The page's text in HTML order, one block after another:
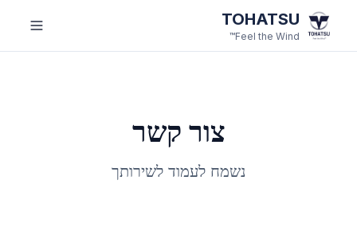
דלג לתוכן הראשי
TOHATSU
Feel the Wind™
צור קשר
נשמח לעמוד לשירותך